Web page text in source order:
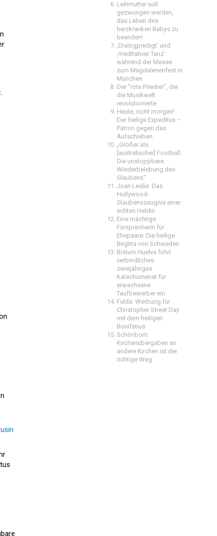
Leihmutter soll
gezwungen werden,
das Leben des
herzkranken Babys zu
beenden!
‚Dialogpredigt‘ und
‚meditativer Tanz’
während der Messe
zum Magdalenenfest in
München
Der "rote Priester", der
die Musikwelt
revolutionierte
Heute, nicht morgen!
Der heilige Expeditus –
Patron gegen das
Aufschieben
„Größer als
[australischer] Football:
Die unstoppbare
Wiederbelebung des
Glaubens“
Joan Leslie: Das
Hollywood-
Glaubenszeugnis einer
echten Heldin
Eine mächtige
Fürsprecherin für
Ehepaare: Die heilige
Birgitta von Schweden
Bistum Huelva führt
verbindliches
zweijähriges
Katechumenat für
erwachsene
Taufbewerber ein
Fulda: Werbung für
Christopher Street Day
mit dem heiligen
Bonifatius
Schönborn:
Kirchenübergaben an
andere Kirchen ist der
richtige Weg